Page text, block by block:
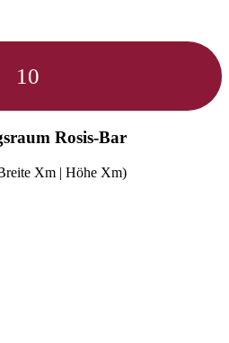
10
Rosis-Bar
Xm | Höhe Xm)